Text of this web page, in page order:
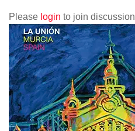
Please login to join discussion